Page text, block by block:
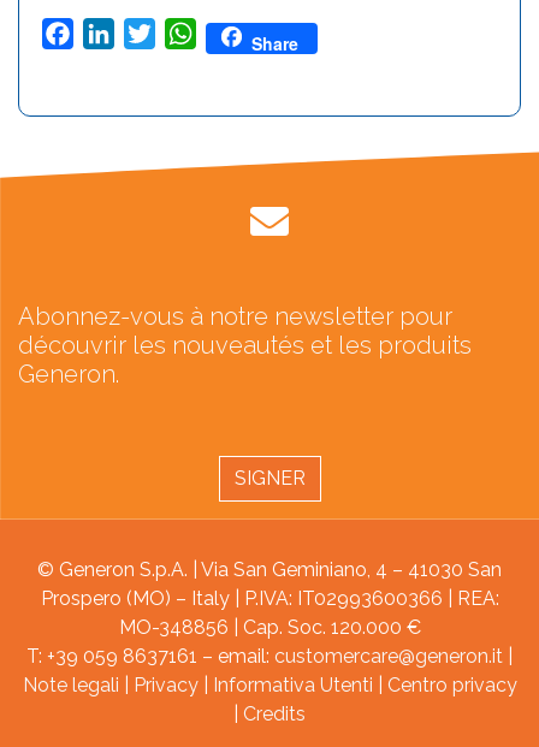
FacebookLinkedInTwitterWhatsApp
Share
Abonnez-vous à notre newsletter pour
découvrir les nouveautés et les produits
Generon.
SIGNER
© Generon S.p.A. | Via San Geminiano, 4 – 41030 San
Prospero (MO) – Italy | P.IVA: IT02993600366 | REA:
MO-348856 | Cap. Soc. 120.000 €
T: +39 059 8637161 – email: customercare@generon.it
Note legali
Privacy| Informativa Utenti
Centro privacy
Credits